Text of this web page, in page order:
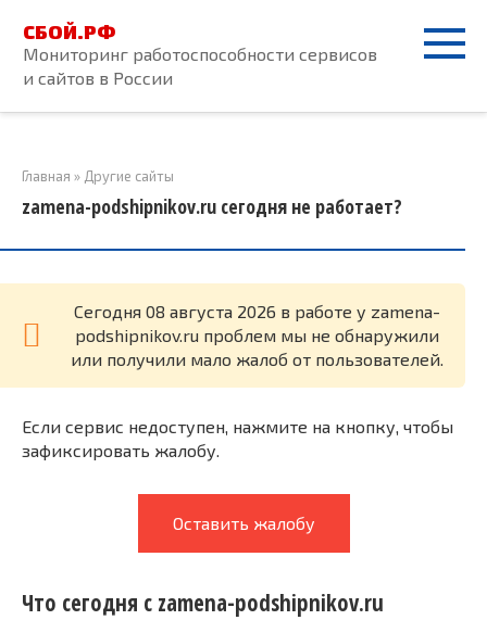
контенту
СБОЙ.РФ
Мониторинг работоспособности сервисов
и сайтов в России
Главная » Другие сайты
zamena-podshipnikov.ru сегодня не работает?
Cегодня 08 августа 2026 в работе у zamena-
podshipnikov.ru проблем мы не обнаружили
или получили мало жалоб от пользователей.
Если сервис недоступен, нажмите на кнопку, чтобы
зафиксировать жалобу.
Оставить жалобу
Что сегодня с zamena-podshipnikov.ru